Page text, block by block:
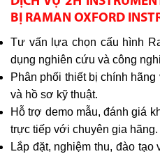
BỊ RAMAN OXFORD
Tư vấn lựa chọn cấu hình
dụng nghiên cứu và công
Phân phối thiết bị chính
và hồ sơ kỹ thuật.
Hỗ trợ demo mẫu, đánh giá
trực tiếp với chuyên gia hãng.
Lắp đặt, nghiệm thu, đào